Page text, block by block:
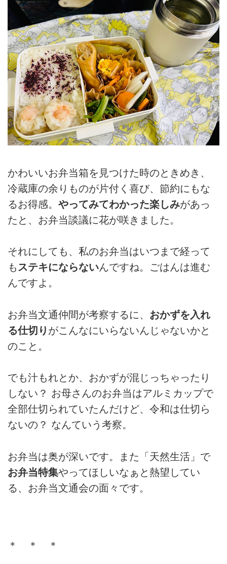
かわいいお弁当箱を見つけた時のときめき、
冷蔵庫の余りものが片付く喜び、節約にもな
るお得感。 やってみてわかった楽しみがあっ
たと、お弁当談議に花が咲きました。
それにしても、私のお弁当はいつまで経って
もステキにならないんですね。ごはんは進む
んですよ。
お弁当文通仲間が考察するに、 おかずを入れ
る仕切り がこんなにいらないんじゃないかと
のこと。
でも汁もれとか、おかずが混じっちゃったり
しない？ お母さんのお弁当はアルミカップで
全部仕切られていたんだけど、令和は仕切ら
ないの？ なんていう考察。
お弁当は奥が深いです。また「天然生活」で
お弁当特集やってほしいなぁと熱望してい
る、お弁当文通会の面々です。
＊ ＊ ＊